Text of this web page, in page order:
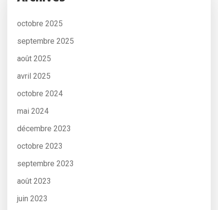
octobre 2025
septembre 2025
août 2025
avril 2025
octobre 2024
mai 2024
décembre 2023
octobre 2023
septembre 2023
août 2023
juin 2023